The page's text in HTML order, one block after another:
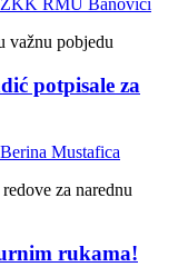
važnu pobjedu
potpisale za
za narednu
rukama!